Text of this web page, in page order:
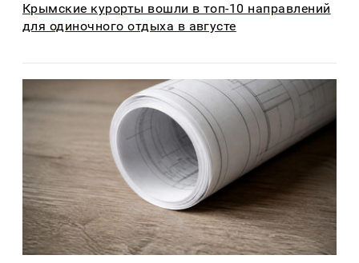
Крымские курорты вошли в топ-10 направлений
для одиночного отдыха в августе